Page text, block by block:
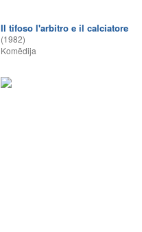
Il tifoso l'arbitro e il calciatore
(1982)
Komēdija